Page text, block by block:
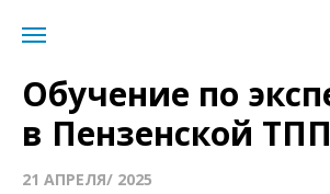
Обучение по
в Пензенской ТПП
21 АПРЕЛЯ/ 2025